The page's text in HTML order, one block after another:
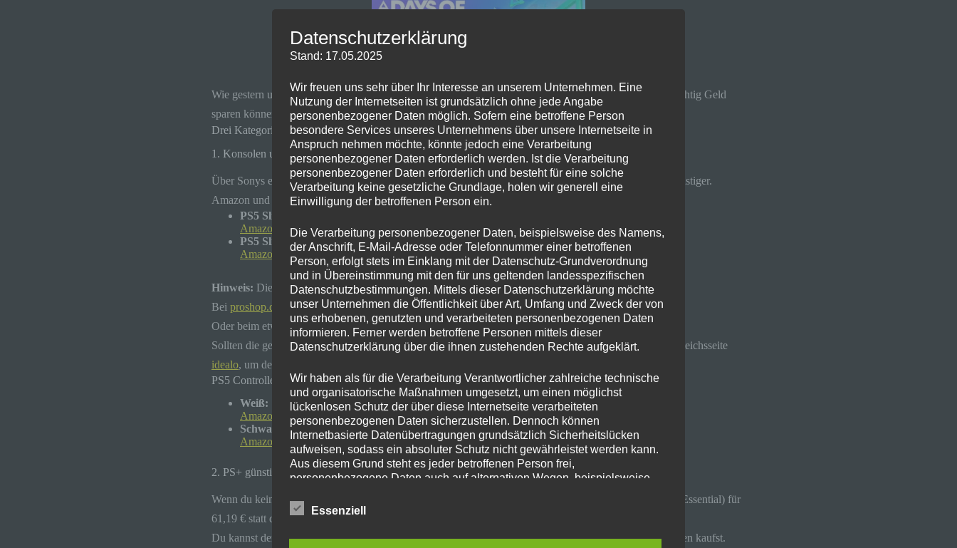
Wie gestern unterschwellig angekündigt, starten heute dieDays of Play, bei denen PlayStation Spieler richtig Geld
sparen können!
Drei Kategorien, in denen du sparen kannst:
1. Konsolen und Zubehör
Über Sonys eigene Webseite direct.playstation.comerhältst du Konsolen und Zubehör wie Controller günstiger.
Amazon und Media Markt sind mit den Preisen mitgezogen.
PS5 Slim digital für 399€:
Amazon
PS5 Slim Disk für 449€:
Amazon
Hinweis: Die PS5 Pro gibt es auch für 749€ statt dem regulären 799€, aber dies ist kein Bestpreis.
Bei proshop.de
gibt’s die für 725€ + 4,99€ Versand.
Oder beim etwas bekannteren Shopgalaxusfür 729€.
Sollten die genannten Händler ausverkauft sein, was die PS5 Pro angeht, schau immer über die Preisvergleichsseite
idealo, um den günstigsten Anbieter zu finden. Ja, die gelisteten eBay Händler sind auch sicher.
PS5 Controller für 55€:
Weiß:
Amazon (weiß)
Schwarz:
Amazon (Schwarz)
2. PS+ günstiger und weitere Tipps
Wenn du keine PlayStation Plus Mitgliedschaft hast, bekommst du jetzt das Basis-Abo (PlayStation Plus Essential) für
61,19 € statt den regulären 71,99 €.
Du kannst den Preis aber noch mehr drücken, indem du über Instant Gaming günstig PlayStation Guthaben kaufst.
Datenschutzerklärung
Stand: 17.05.2025
Wir freuen uns sehr über Ihr Interesse an unserem Unternehmen. Eine
Nutzung der Internetseiten ist grundsätzlich ohne jede Angabe
personenbezogener Daten möglich. Sofern eine betroffene Person
besondere Services unseres Unternehmens über unsere Internetseite in
Anspruch nehmen möchte, könnte jedoch eine Verarbeitung
personenbezogener Daten erforderlich werden. Ist die Verarbeitung
personenbezogener Daten erforderlich und besteht für eine solche
Verarbeitung keine gesetzliche Grundlage, holen wir generell eine
Einwilligung der betroffenen Person ein.
Die Verarbeitung personenbezogener Daten, beispielsweise des Namens,
der Anschrift, E-Mail-Adresse oder Telefonnummer einer betroffenen
Person, erfolgt stets im Einklang mit der Datenschutz-Grundverordnung
und in Übereinstimmung mit den für uns geltenden landesspezifischen
Datenschutzbestimmungen. Mittels dieser Datenschutzerklärung möchte
unser Unternehmen die Öffentlichkeit über Art, Umfang und Zweck der von
uns erhobenen, genutzten und verarbeiteten personenbezogenen Daten
informieren. Ferner werden betroffene Personen mittels dieser
Datenschutzerklärung über die ihnen zustehenden Rechte aufgeklärt.
Wir haben als für die Verarbeitung Verantwortlicher zahlreiche technische
und organisatorische Maßnahmen umgesetzt, um einen möglichst
lückenlosen Schutz der über diese Internetseite verarbeiteten
personenbezogenen Daten sicherzustellen. Dennoch können
Internetbasierte Datenübertragungen grundsätzlich Sicherheitslücken
aufweisen, sodass ein absoluter Schutz nicht gewährleistet werden kann.
Aus diesem Grund steht es jeder betroffenen Person frei,
personenbezogene Daten auch auf alternativen Wegen, beispielsweise
Essenziell